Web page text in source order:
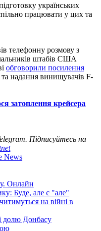
українських
працювати у цих та
телефонну розмову з
штабів США
обговорили посилення
та надання винищувачів F-
затоплення крейсера
Підписуйтесь на
News
Онлайн
Буде, але є "але"
на війні в
долю Донбасу